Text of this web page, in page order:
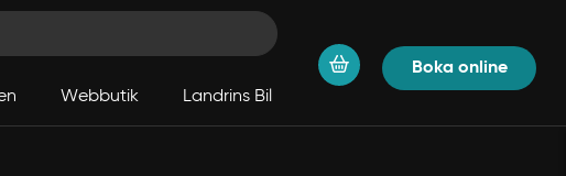
Webbutik Landrins Bil
Boka online